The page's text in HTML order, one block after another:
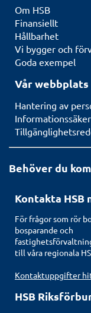
Om HSB
Finansiellt
Hållbarhet
Vi bygger och
Goda exempel
Vår webbplats
Hantering av
Behöver du
Kontakta HSB
För frågor som rör
bosparande och
till våra regionala
Kontaktuppgifter
HSB